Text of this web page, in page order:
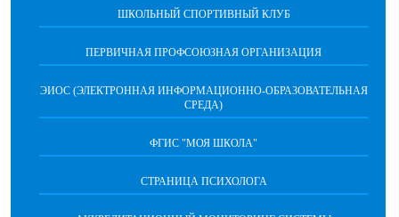
ШКОЛЬНЫЙ СПОРТИВНЫЙ КЛУБ
ПЕРВИЧНАЯ ПРОФСОЮЗНАЯ ОРГАНИЗАЦИЯ
ЭИОС (ЭЛЕКТРОННАЯ ИНФОРМАЦИОННО-ОБРАЗОВАТЕЛЬНАЯ
СРЕДА)
ФГИС "МОЯ ШКОЛА"
СТРАНИЦА ПСИХОЛОГА